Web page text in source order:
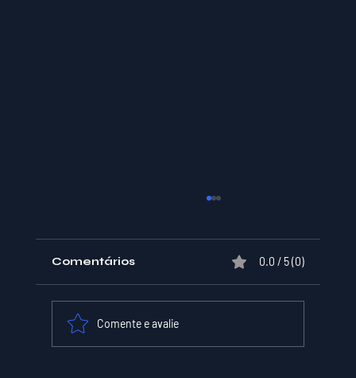
Comentários 0.0 / 5 (0)
Comente e avalie